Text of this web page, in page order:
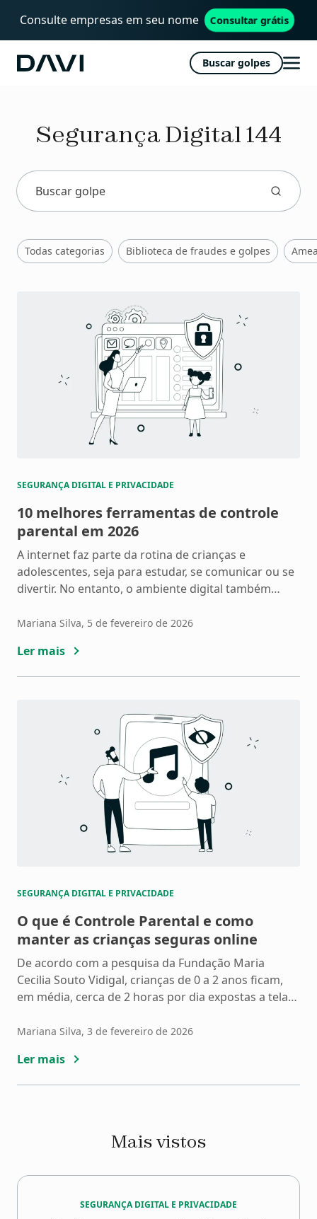
Consulte empresas em seu nome Consultar grátis
Davi Buscar golpes
Abrir
Segurança Digital 144
Todas categorias Biblioteca de fraudes e golpes
SEGURANÇA DIGITAL E PRIVACIDADE
10 melhores ferramentas de controle
parental em 2026
A internet faz parte da rotina de crianças e
adolescentes, seja para estudar, se comunicar ou se
divertir. No entanto, o ambiente digital também
impróprios, exposição a golpes online e uso
de controle parental surgem como aliadas
importantes para ajudar pais […]
Mariana Silva, 5 de fevereiro de 2026
Ler mais
SEGURANÇA DIGITAL E PRIVACIDADE
O que é Controle Parental e como
manter as crianças seguras online
De acordo com a pesquisa da Fundação Maria
Cecilia Souto Vidigal, crianças de 0 a 2 anos ficam,
em média, cerca de 2 horas por dia expostas a telas
precoce e prolongada às telas pode impactar o
de ampliar a exposição a […]
Mariana Silva, 3 de fevereiro de 2026
Ler mais
Mais vistos
SEGURANÇA DIGITAL E PRIVACIDADE